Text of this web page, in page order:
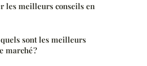
les meilleurs conseils en
sont les meilleurs
marché ?